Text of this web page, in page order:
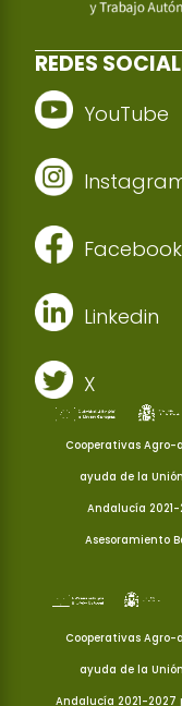
REDES
YouTube
Facebook
Linkedin
X
Cooperativas
ayuda de la
Andalucía
Asesoramiento
Cooperativas
ayuda de la
Andalucía 2021-2027